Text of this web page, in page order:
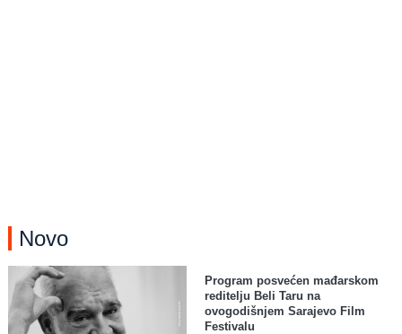
Novo
Program posvećen mađarskom
reditelju Beli Taru na
ovogodišnjem Sarajevo Film
Festivalu